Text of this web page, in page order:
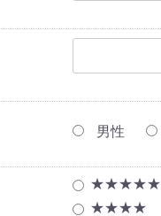
男性
★★★★★
★★★★